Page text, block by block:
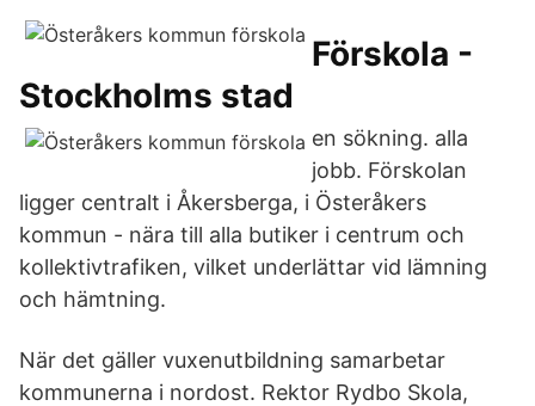
Förskola -
Stockholms stad
en sökning. alla
jobb. Förskolan
ligger centralt i Åkersberga, i Österåkers
kommun - nära till alla butiker i centrum och
kollektivtrafiken, vilket underlättar vid lämning
och hämtning.
När det gäller vuxenutbildning samarbetar
kommunerna i nordost. Rektor Rydbo Skola,